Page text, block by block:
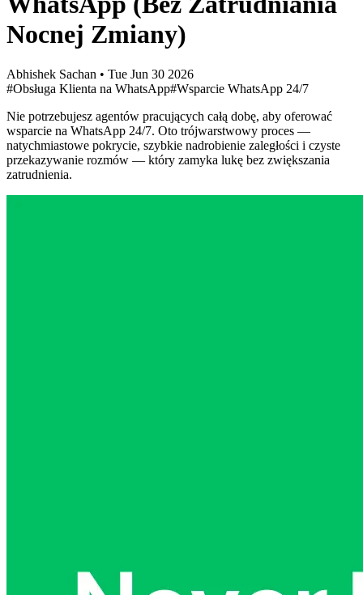
Nocnej Zmiany)
Abhishek Sachan • Tue Jun 30 2026
#Obsługa Klienta na WhatsApp#Wsparcie WhatsApp 24/7
Nie potrzebujesz agentów pracujących całą dobę, aby oferować
wsparcie na WhatsApp 24/7. Oto trójwarstwowy proces —
natychmiastowe pokrycie, szybkie nadrobienie zaległości i czyste
przekazywanie rozmów — który zamyka lukę bez zwiększania
zatrudnienia.